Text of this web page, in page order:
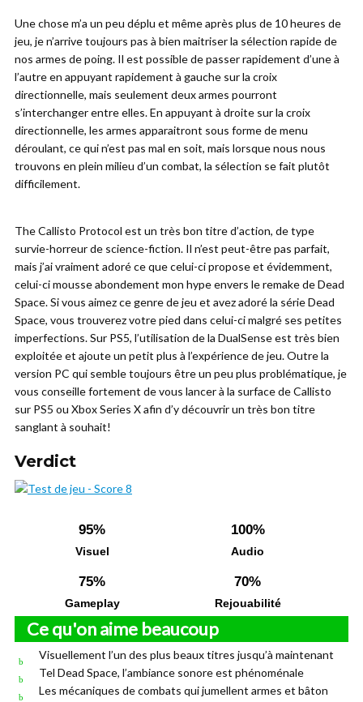
Une chose m’a un peu déplu et même après plus de 10 heures de
jeu, je n’arrive toujours pas à bien maitriser la sélection rapide de
nos armes de poing. Il est possible de passer rapidement d’une à
l’autre en appuyant rapidement à gauche sur la croix
directionnelle, mais seulement deux armes pourront
s’interchanger entre elles. En appuyant à droite sur la croix
directionnelle, les armes apparaitront sous forme de menu
déroulant, ce qui n’est pas mal en soit, mais lorsque nous nous
trouvons en plein milieu d’un combat, la sélection se fait plutôt
difficilement.
The Callisto Protocol est un très bon titre d’action, de type
survie-horreur de science-fiction. Il n’est peut-être pas parfait,
mais j’ai vraiment adoré ce que celui-ci propose et évidemment,
celui-ci mousse abondement mon hype envers le remake de Dead
Space. Si vous aimez ce genre de jeu et avez adoré la série Dead
Space, vous trouverez votre pied dans celui-ci malgré ses petites
imperfections. Sur PS5, l’utilisation de la DualSense est très bien
exploitée et ajoute un petit plus à l’expérience de jeu. Outre la
version PC qui semble toujours être un peu plus problématique, je
vous conseille fortement de vous lancer à la surface de Callisto
sur PS5 ou Xbox Series X afin d’y découvrir un très bon titre
sanglant à souhait!
Verdict
95%
Visuel
100%
Audio
75%
Gameplay
70%
Rejouabilité
Ce qu'on aime beaucoup
Visuellement l’un des plus beaux titres jusqu’à maintenant
Tel Dead Space, l’ambiance sonore est phénoménale
Les mécaniques de combats qui jumellent armes et bâton